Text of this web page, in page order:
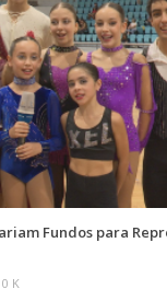
Fundos para
0 K